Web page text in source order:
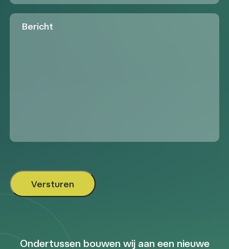
Untitled
Ondertussen bouwen wij aan een nieuwe